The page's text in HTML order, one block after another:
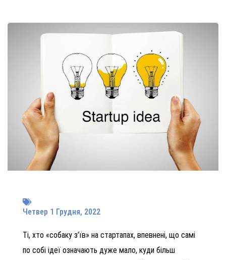
Четвер 1 Грудня, 2022
Ті, хто «собаку з’їв» на стартапах, впевнені, що самі
по собі ідеї означають дуже мало, куди більш